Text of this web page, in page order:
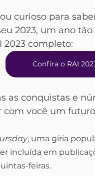
curioso para
2023, um ano
2023 completo:
Confira o RAI
as conquistas e
você um
, uma gíria
incluída em
feiras.